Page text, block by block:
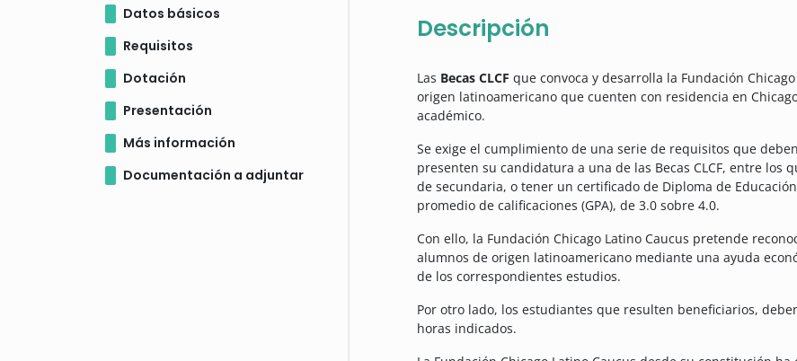
Datos básicos
Requisitos
Dotación
Presentación
Más información
Documentación a adjuntar
Descripción
Las Becas CLCF que convoca y desarrolla la Fundación
origen latinoamericano que cuenten con residencia en
académico.
Se exige el cumplimiento de una serie de requisitos que
presenten su candidatura a una de las Becas CLCF, entre
de secundaria, o tener un certificado de Diploma de
promedio de calificaciones (GPA), de 3.0 sobre 4.0.
Con ello, la Fundación Chicago Latino Caucus pretende
alumnos de origen latinoamericano mediante una ayuda
de los correspondientes estudios.
Por otro lado, los estudiantes que resulten beneficiarios,
horas indicados.